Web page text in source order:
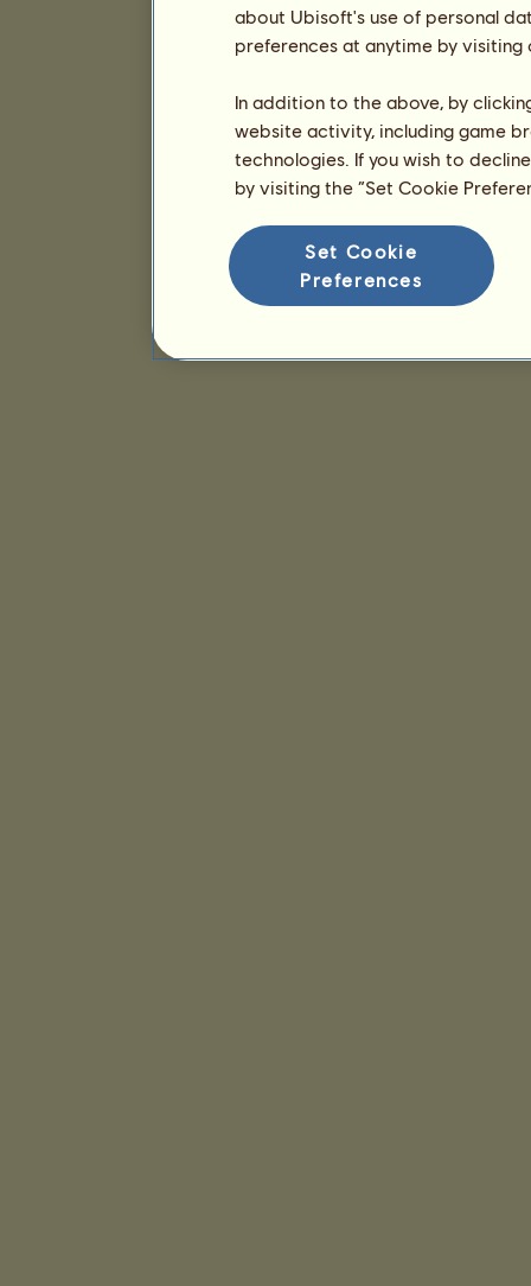
about Ubisoft's use of personal
preferences at anytime by
In addition to the above, by
website activity, including game
technologies. If you wish to
by visiting the “Set Cookie
Set Cookie
Preferences